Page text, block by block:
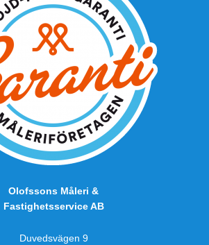
Olofssons Måleri &
Fastighetsservice AB
Duvedsvägen 9